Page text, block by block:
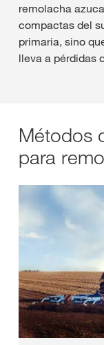
remolacha
compactas del
primaria, sino
lleva a pérdidas
Métodos
para